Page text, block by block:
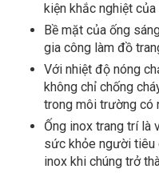
kiện khắc nghiệt
Bề mặt của ống
gia công làm đồ
Với nhiệt độ nóng
không chỉ chống
trong môi trường có
Ống inox trang trí là
sức khỏe người tiêu
inox khi chúng trở